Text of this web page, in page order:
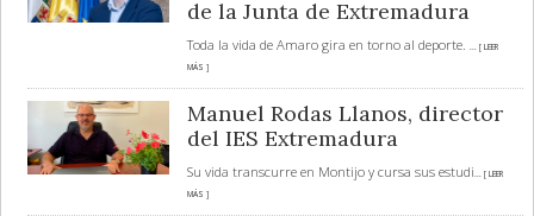
de la Junta de Extremadura
Toda la vida de Amaro gira en torno al deporte. ... [ LEER
MÁS ]
Manuel Rodas Llanos, director
del IES Extremadura
Su vida transcurre en Montijo y cursa sus estudi... [ LEER
MÁS ]